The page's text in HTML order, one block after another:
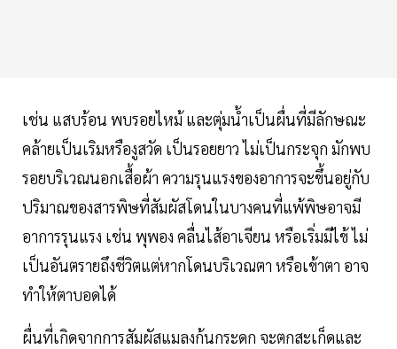
เช่น แสบร้อน พบรอยไหม้ และตุ่มน้ำเป็นผื่นที่มีลักษณะ
คล้ายเป็นเริมหรืองูสวัด เป็นรอยยาว ไม่เป็นกระจุก มักพบ
รอยบริเวณนอกเสื้อผ้า ความรุนแรงของอาการจะขึ้นอยู่กับ
ปริมาณของสารพิษที่สัมผัสโดนในบางคนที่แพ้พิษอาจมี
อาการรุนแรง เช่น พุพอง คลื่นไส้อาเจียน หรือเริ่มมีไข้ ไม่
เป็นอันตรายถึงชีวิตแต่หากโดนบริเวณตา หรือเข้าตา อาจ
ทำให้ตาบอดได้
ผื่นที่เกิดจากการสัมผัสแมลงก้นกระดก จะตกสะเก็ดและ